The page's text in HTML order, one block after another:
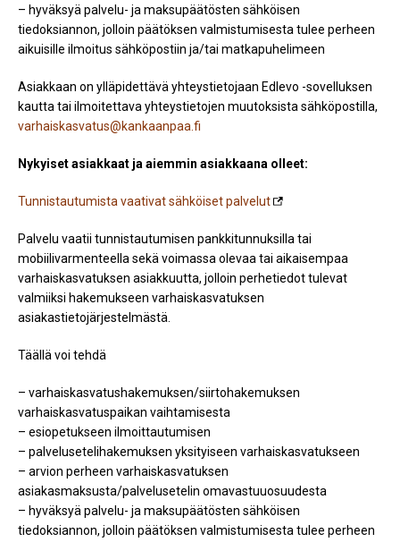
– hyväksyä palvelu- ja maksupäätösten sähköisen
tiedoksiannon, jolloin päätöksen valmistumisesta tulee perheen
aikuisille ilmoitus sähköpostiin ja/tai matkapuhelimeen
Asiakkaan on ylläpidettävä yhteystietojaan Edlevo -sovelluksen
kautta tai ilmoitettava yhteystietojen muutoksista sähköpostilla,
varhaiskasvatus@kankaanpaa.fi
Nykyiset asiakkaat ja aiemmin asiakkaana olleet:
Tunnistautumista vaativat sähköiset palvelut
Palvelu vaatii tunnistautumisen pankkitunnuksilla tai
mobiilivarmenteella sekä voimassa olevaa tai aikaisempaa
varhaiskasvatuksen asiakkuutta, jolloin perhetiedot tulevat
valmiiksi hakemukseen varhaiskasvatuksen
asiakastietojärjestelmästä.
Täällä voi tehdä
– varhaiskasvatushakemuksen/siirtohakemuksen
varhaiskasvatuspaikan vaihtamisesta
– esiopetukseen ilmoittautumisen
– palvelusetelihakemuksen yksityiseen varhaiskasvatukseen
– arvion perheen varhaiskasvatuksen
asiakasmaksusta/palvelusetelin omavastuuosuudesta
– hyväksyä palvelu- ja maksupäätösten sähköisen
tiedoksiannon, jolloin päätöksen valmistumisesta tulee perheen